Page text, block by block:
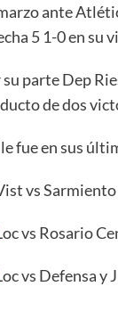
ante
5 1-0 en su
su parte Dep
de dos
fue en sus
vs
vs Rosario
vs Defensa y